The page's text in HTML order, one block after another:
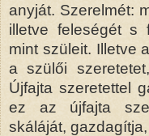
anyját. Szerelmét:
illetve feleségét s
mint szüleit. Illetve
a szülői
Újfajta szeretettel
ez az újfajta
skáláját,